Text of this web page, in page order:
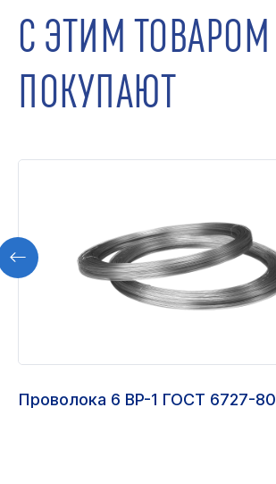
С ЭТИМ ТОВАРОМ
ПОКУПАЮТ
Проволока 6 ВР-1 ГОСТ 6727-80